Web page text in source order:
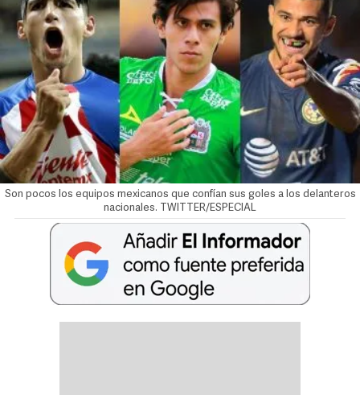
Son pocos los equipos mexicanos que confían sus goles a los delanteros
nacionales. TWITTER/ESPECIAL